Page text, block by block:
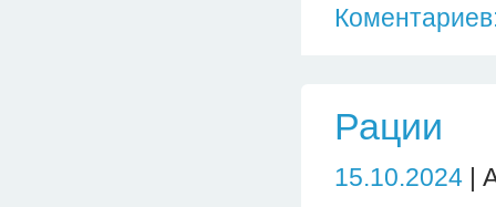
Рации
15.10.2024 |